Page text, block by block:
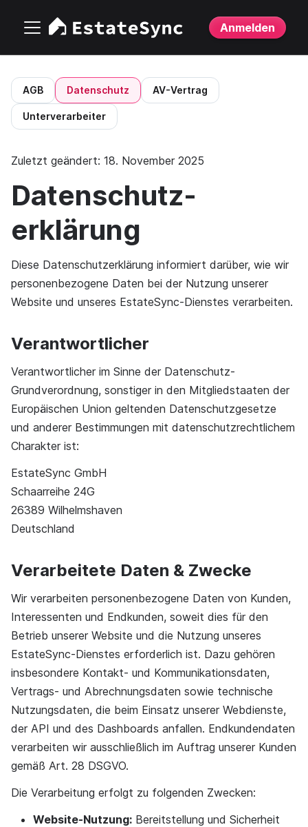
Anmelden
AGB Datenschutz AV-Vertrag
Unterverarbeiter
Zuletzt geändert: 18. November 2025
Datenschutz­
erklärung
Diese Datenschutzerklärung informiert darüber, wie wir
personenbezogene Daten bei der Nutzung unserer
Website und unseres EstateSync-Dienstes verarbeiten.
Verantwortlicher
Verantwortlicher im Sinne der Datenschutz-
Grundverordnung, sonstiger in den Mitgliedstaaten der
Europäischen Union geltenden Datenschutzgesetze
und anderer Bestimmungen mit datenschutzrechtlichem
Charakter ist:
EstateSync GmbH
Schaarreihe 24G
26389 Wilhelmshaven
Deutschland
Verarbeitete Daten & Zwecke
Wir verarbeiten personenbezogene Daten von Kunden,
Interessenten und Endkunden, soweit dies für den
Betrieb unserer Website und die Nutzung unseres
EstateSync-Dienstes erforderlich ist. Dazu gehören
insbesondere Kontakt- und Kommunikationsdaten,
Vertrags- und Abrechnungsdaten sowie technische
Nutzungsdaten, die beim Einsatz unserer Webdienste,
der API und des Dashboards anfallen. Endkundendaten
verarbeiten wir ausschließlich im Auftrag unserer Kunden
gemäß Art. 28 DSGVO.
Die Verarbeitung erfolgt zu folgenden Zwecken:
Website-Nutzung: Bereitstellung und Sicherheit